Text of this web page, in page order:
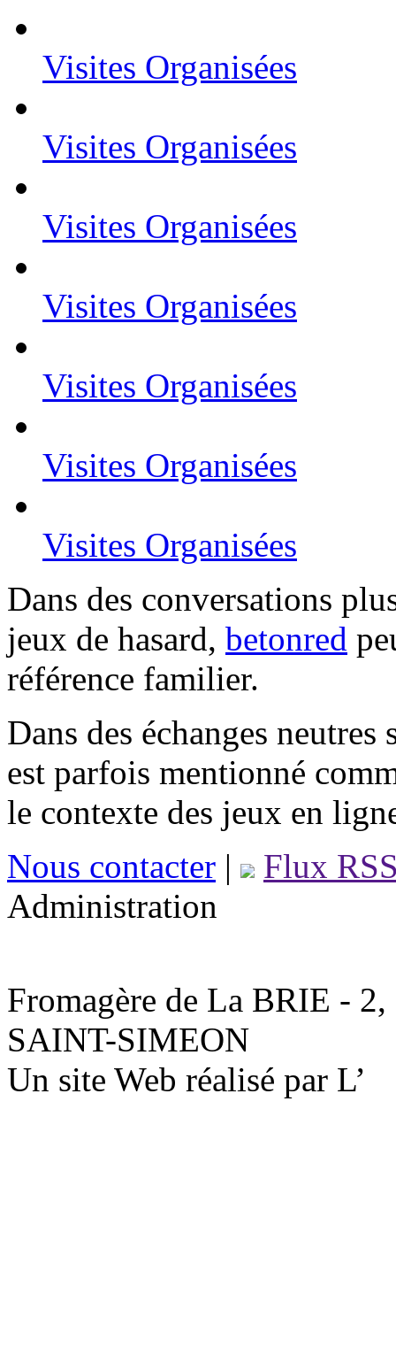
Visites Organisées
Visites Organisées
Visites Organisées
Visites Organisées
Visites Organisées
Visites Organisées
Visites Organisées
Dans des conversations
jeux de hasard, betonred
référence familier.
Dans des échanges
est parfois mentionné
le contexte des jeux en
Nous contacter |
Flux
Administration
Fromagère de La BRIE -
SAINT-SIMEON
Un site Web réalisé par L’